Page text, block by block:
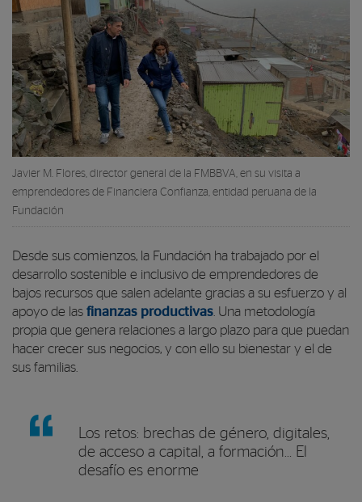
Javier M. Flores, director general de la FMBBVA, en su visita a
emprendedores de Financiera Confianza, entidad peruana de la
Fundación
Desde sus comienzos, la Fundación ha trabajado por el
desarrollo sostenible e inclusivo de emprendedores de
bajos recursos que salen adelante gracias a su esfuerzo y al
apoyo de las finanzas productivas . Una metodología
propia que genera relaciones a largo plazo para que puedan
hacer crecer sus negocios, y con ello su bienestar y el de
sus familias.
Los retos: brechas de género, digitales,
de acceso a capital, a formación… El
desafío es enorme